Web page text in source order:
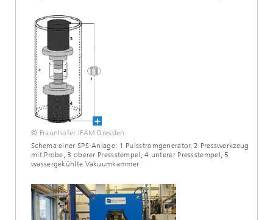
© Fraunhofer IFAM Dresden
Schema einer SPS-Anlage: 1 Pulsstromgenerator, 2 Presswerkzeug
mit Probe, 3 oberer Pressstempel, 4 unterer Pressstempel, 5
wassergekühlte Vakuumkammer